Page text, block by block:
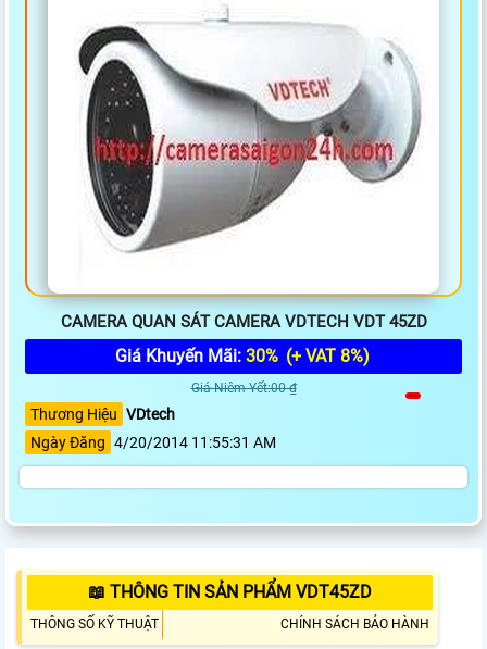
CAMERA QUAN SÁT CAMERA VDTECH VDT 45ZD
Giá Khuyến Mãi: 30% (+ VAT 8%)
Giá Niêm Yết:00 ₫
Thương Hiệu VDtech
Ngày Đăng 4/20/2014 11:55:31 AM
📖 THÔNG TIN SẢN PHẨM VDT45ZD
THÔNG SỐ KỸ THUẬT CHÍNH SÁCH BẢO HÀNH